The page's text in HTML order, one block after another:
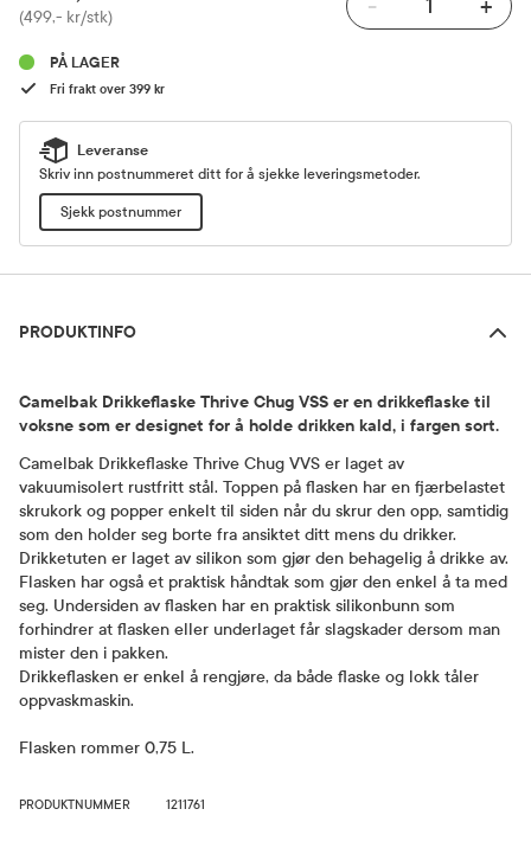
Pris
(499,- kr/stk) - +
PÅ LAGER
Fri frakt over 399 kr
Leveranse
Skriv inn postnummeret ditt for å sjekke leveringsmetoder.
Sjekk postnummer
PRODUKTINFO
Camelbak Drikkeflaske Thrive Chug VSS er en drikkeflaske til
voksne som er designet for å holde drikken kald, i fargen sort.
Camelbak Drikkeflaske Thrive Chug VVS er laget av
vakuumisolert rustfritt stål. Toppen på flasken har en fjærbelastet
skrukork og popper enkelt til siden når du skrur den opp, samtidig
som den holder seg borte fra ansiktet ditt mens du drikker.
Drikketuten er laget av silikon som gjør den behagelig å drikke av.
Flasken har også et praktisk håndtak som gjør den enkel å ta med
seg. Undersiden av flasken har en praktisk silikonbunn som
forhindrer at flasken eller underlaget får slagskader dersom man
mister den i pakken.
Drikkeflasken er enkel å rengjøre, da både flaske og lokk tåler
oppvaskmaskin.
Flasken rommer 0,75 L.
PRODUKTNUMMER 1211761